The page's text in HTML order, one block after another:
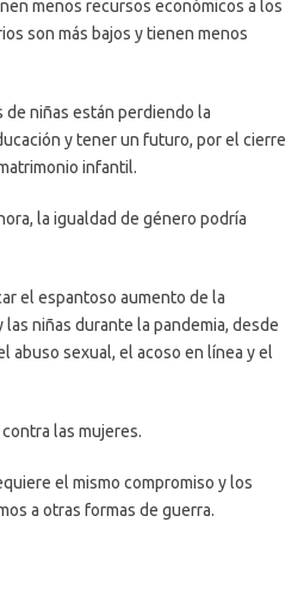
menos recursos económicos a los
son más bajos y tienen menos
niñas están perdiendo la
y tener un futuro, por el cierre
infantil.
la igualdad de género podría
el espantoso aumento de la
niñas durante la pandemia, desde
abuso sexual, el acoso en línea y el
las mujeres.
el mismo compromiso y los
a otras formas de guerra.